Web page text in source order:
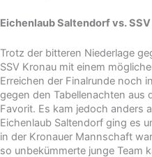
Eichenlaub Saltendorf vs.
Trotz der bitteren Niederlage
SSV Kronau mit einem
Erreichen der Finalrunde noch
gegen den Tabellenachten aus
Favorit. Es kam jedoch anders
Eichenlaub Saltendorf ging es
in der Kronauer Mannschaft
so unbekümmerte junge Team